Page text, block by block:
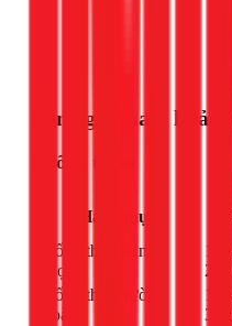
Bảng giá tham
Chống thấm
Hạng mục
Chống thấm sân
thượng
Chống thấm tường
ngoài